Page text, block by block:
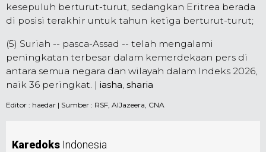
kesepuluh berturut-turut, sedangkan Eritrea berada
di posisi terakhir untuk tahun ketiga berturut-turut;
(5) Suriah -- pasca-Assad -- telah mengalami
peningkatan terbesar dalam kemerdekaan pers di
antara semua negara dan wilayah dalam Indeks 2026,
naik 36 peringkat. | iasha sharia
Editor : haedar | Sumber : RSF, AlJazeera, CNA
Karedoks Indonesia